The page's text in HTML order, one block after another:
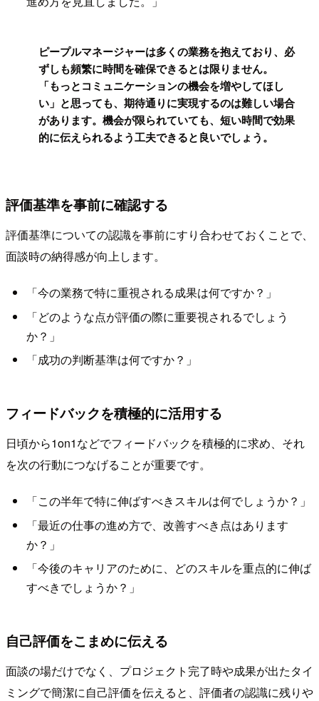
ピープルマネージャーは多くの業務を抱えており、必
ずしも頻繁に時間を確保できるとは限りません。
「もっとコミュニケーションの機会を増やしてほし
い」と思っても、期待通りに実現するのは難しい場合
があります。機会が限られていても、短い時間で効果
的に伝えられるよう工夫できると良いでしょう。
評価基準を事前に確認する
評価基準についての認識を事前にすり合わせておくことで、
面談時の納得感が向上します。
「今の業務で特に重視される成果は何ですか？」
「どのような点が評価の際に重要視されるでしょう
か？」
「成功の判断基準は何ですか？」
フィードバックを積極的に活用する
日頃から1on1などでフィードバックを積極的に求め、それ
を次の行動につなげることが重要です。
「この半年で特に伸ばすべきスキルは何でしょうか？」
「最近の仕事の進め方で、改善すべき点はあります
か？」
「今後のキャリアのために、どのスキルを重点的に伸ば
すべきでしょうか？」
自己評価をこまめに伝える
面談の場だけでなく、プロジェクト完了時や成果が出たタイ
ミングで簡潔に自己評価を伝えると、評価者の認識に残りや